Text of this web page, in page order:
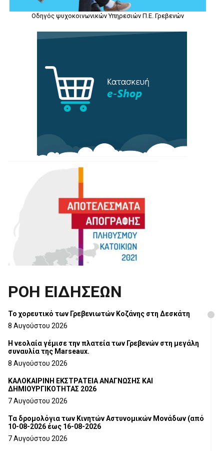
Οδηγός ψυχοκοινωνικών Υπηρεσιών Π.Ε. Γρεβενών
ΡΟΗ ΕΙΔΗΣΕΩΝ
Το χορευτικό των Γρεβενιωτών Κοζάνης στη Δεσκάτη
8 Αυγούστου 2026
Η νεολαία γέμισε την πλατεία των Γρεβενών στη μεγάλη
συναυλία της Marseaux.
8 Αυγούστου 2026
ΚΑΛΟΚΑΙΡΙΝΗ ΕΚΣΤΡΑΤΕΙΑ ΑΝΑΓΝΩΣΗΣ ΚΑΙ
ΔΗΜΙΟΥΡΓΙΚΟΤΗΤΑΣ 2026
7 Αυγούστου 2026
Τα δρομολόγια των Κινητών Αστυνομικών Μονάδων (από
10-08-2026 έως 16-08-2026
7 Αυγούστου 2026